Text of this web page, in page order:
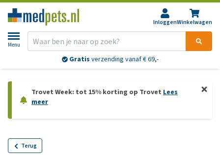
InloggenWinkelwagen
Menu
Gratis verzending vanaf € 69,-
Trovet Week: tot 15% korting op Trovet Lees
meer
Terug